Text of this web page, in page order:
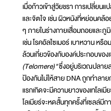
เมื่อก้าวเข้าสู่วัยชรา การเปลี่ยน
และจิตใจ เช่น ผิวหนังที่หย่อนคล้
ๆ ภายในร่างกายเสื่อมถอยและภู
เช่น โรคอัลไซเมอร์ เบาหวาน หรื
ล้วนเกี่ยวข้องกับองค์ประกอบของ
(Telomere)"ซึ่งอยู่บริเวณปลายส
ป้องกันไม่ให้สาย DNA ถูกทำลา
แรกเกิดจะมีความยาวของเทโลเ
โลเมียร์จะหดสั้นทุกครั้งที่เซลล์มี